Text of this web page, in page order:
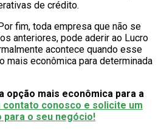
de crédito.
Por fim, toda empresa que não se
anteriores, pode aderir ao Lucro
acontece quando esse
mais econômica para determinada
opção mais econômica para a
contato conosco e solicite um
o seu negócio!